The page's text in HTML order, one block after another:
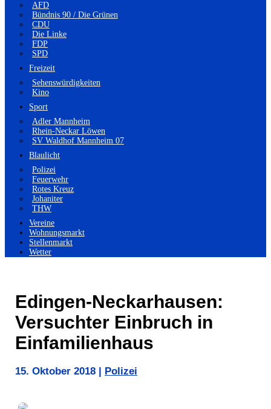
AFD
Bündnis 90 / Die Grünen
CDU
Die Linke
FDP
SPD
Freizeit
Sehenswürdigkeiten
Kino
Sport
Adler Mannheim
Rhein-Neckar Löwen
SV Waldhof Mannheim 07
Blaulicht
Polizei
Feuerwehr
Rotes Kreuz
Johaniter
THW
Vereine
Wohnungsmarkt
Stellenmarkt
Wetter
Edingen-Neckarhausen:
Versuchter Einbruch in
Einfamilienhaus
15. Oktober 2018 Polizei